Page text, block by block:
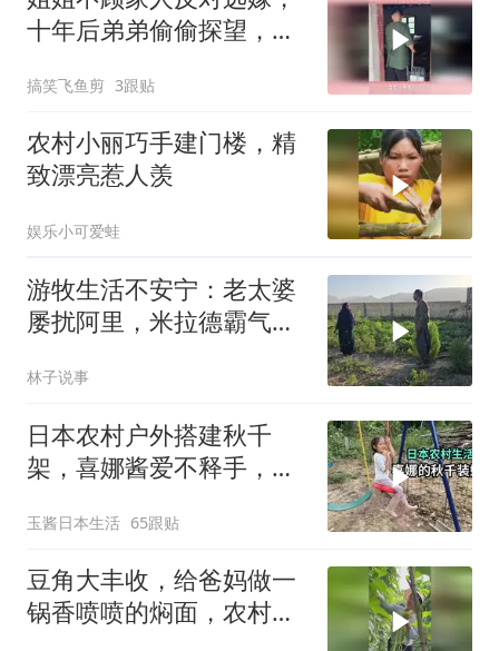
十年后弟弟偷偷探望，所
搞笑飞鱼剪 3跟贴
农村小丽巧手建门楼，精
致漂亮惹人羡
娱乐小可爱蛙
游牧生活不安宁：老太婆
屡扰阿里，米拉德霸气赶
林子说事
日本农村户外搭建秋千
架，喜娜酱爱不释手，都
玉酱日本生活 65跟贴
豆角大丰收，给爸妈做一
锅香喷喷的焖面，农村味